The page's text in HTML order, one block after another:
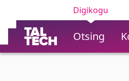
Digikogu
Otsing